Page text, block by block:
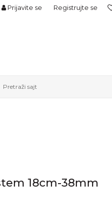
Prijavite se Registrujte se
Pretraži sajt
18cm-38mm